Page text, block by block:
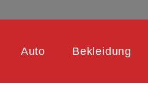
Auto Bekleidung